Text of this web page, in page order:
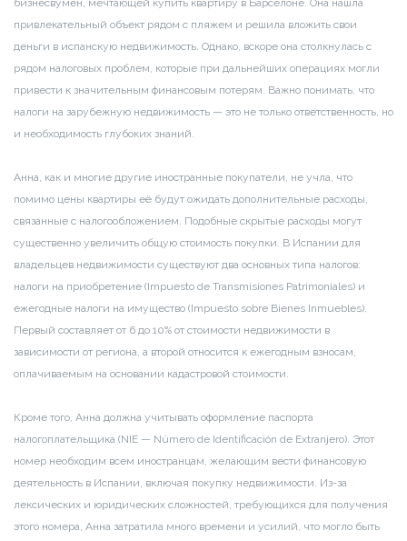
бизнесвумен, мечтающей купить квартиру в Барселоне. Она нашла
привлекательный объект рядом с пляжем и решила вложить свои
деньги в испанскую недвижимость. Однако, вскоре она столкнулась с
рядом налоговых проблем, которые при дальнейших операциях могли
привести к значительным финансовым потерям. Важно понимать, что
налоги на зарубежную недвижимость — это не только ответственность, но
и необходимость глубоких знаний.
Анна, как и многие другие иностранные покупатели, не учла, что
помимо цены квартиры её будут ожидать дополнительные расходы,
связанные с налогообложением. Подобные скрытые расходы могут
существенно увеличить общую стоимость покупки. В Испании для
владельцев недвижимости существуют два основных типа налогов:
налоги на приобретение (Impuesto de Transmisiones Patrimoniales) и
ежегодные налоги на имущество (Impuesto sobre Bienes Inmuebles).
Первый составляет от 6 до 10% от стоимости недвижимости в
зависимости от региона, а второй относится к ежегодным взносам,
оплачиваемым на основании кадастровой стоимости.
Кроме того, Анна должна учитывать оформление паспорта
налогоплательщика (NIE — Número de Identificación de Extranjero). Этот
номер необходим всем иностранцам, желающим вести финансовую
деятельность в Испании, включая покупку недвижимости. Из-за
лексических и юридических сложностей, требующихся для получения
этого номера, Анна затратила много времени и усилий, что могло быть